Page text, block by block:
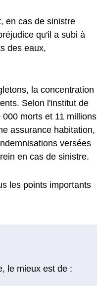
en cas de sinistre
qu'il a subi à
des eaux,
la concentration
Selon l'institut de
morts et 11 millions
assurance habitation,
versées
en cas de sinistre.
les points importants
le mieux est de :